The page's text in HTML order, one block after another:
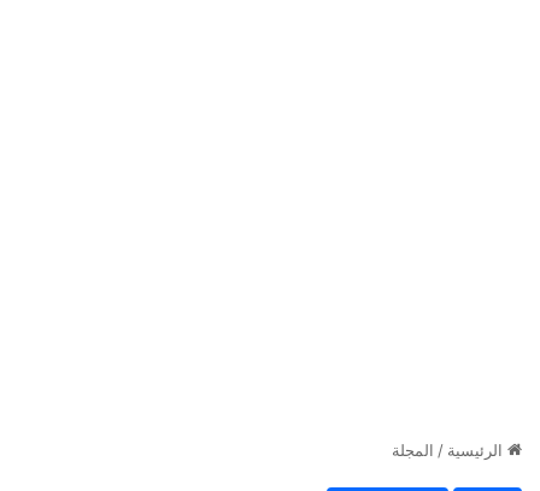
الرئيسية / المجلة